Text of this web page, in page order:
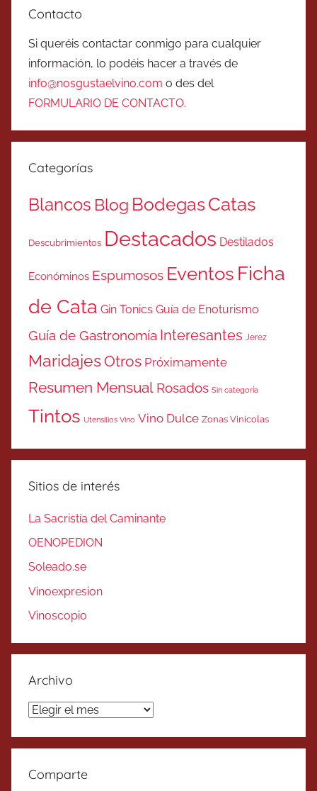
Contacto
Si queréis contactar conmigo para cualquier
información, lo podéis hacer a través de
info@nosgustaelvino.com o des del
FORMULARIO DE CONTACTO.
Categorías
Blancos Blog BodegasCatas
Descubrimientos Destacados Destilados
Económinos Espumosos Eventos Ficha
de Cata Gin Tonics Guía de Enoturismo
Guía de Gastronomía Interesantes Jerez
MaridajesOtros Próximamente
Resumen Mensual Rosados Sin categoría
Tintos Utensilios Vino Vino Dulce Zonas Vinicolas
Sitios de interés
La Sacristía del Caminante
OENOPEDION
Soleado.se
Vinoexpresion
Vinoscopio
Archivo
Archivo
Comparte